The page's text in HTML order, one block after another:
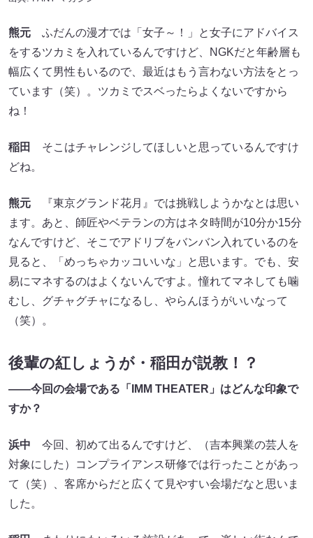
熊元 ふだんの漫才では「女子～！」と女子にアドバイス
をするツカミを入れているんですけど、NGKだと年齢層も
幅広くて男性もいるので、最近はもう言わない方法をとっ
ています（笑）。ツカミでスベったらよくないですから
ね！
稲田
そこはチャレンジしてほしいと思っているんですけ
どね。
熊元 『東京グランド花月』では挑戦しようかなとは思い
ます。あと、師匠やベテランの方はネタ時間が10分か15分
なんですけど、そこでアドリブをバンバン入れているのを
見ると、「めっちゃカッコいいな」と思います。でも、安
易にマネするのはよくないんですよ。憧れてマネしても噛
むし、グチャグチャになるし、やらんほうがいいなって
（笑）。
後輩の紅しょうが・稲田が説教！？
――今回の会場である「IMM THEATER」はどんな印象で
すか？
浜中 今回、初めて出るんですけど、（吉本興業の芸人を
対象にした）コンプライアンス研修では行ったことがあっ
て（笑）、客席からだと広くて見やすい会場だなと思いま
した。